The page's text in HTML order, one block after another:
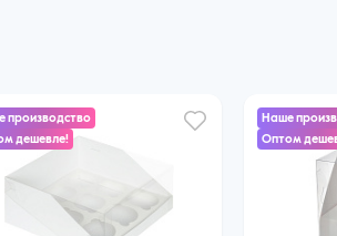
производство
дешевле!
Наше
Оптом